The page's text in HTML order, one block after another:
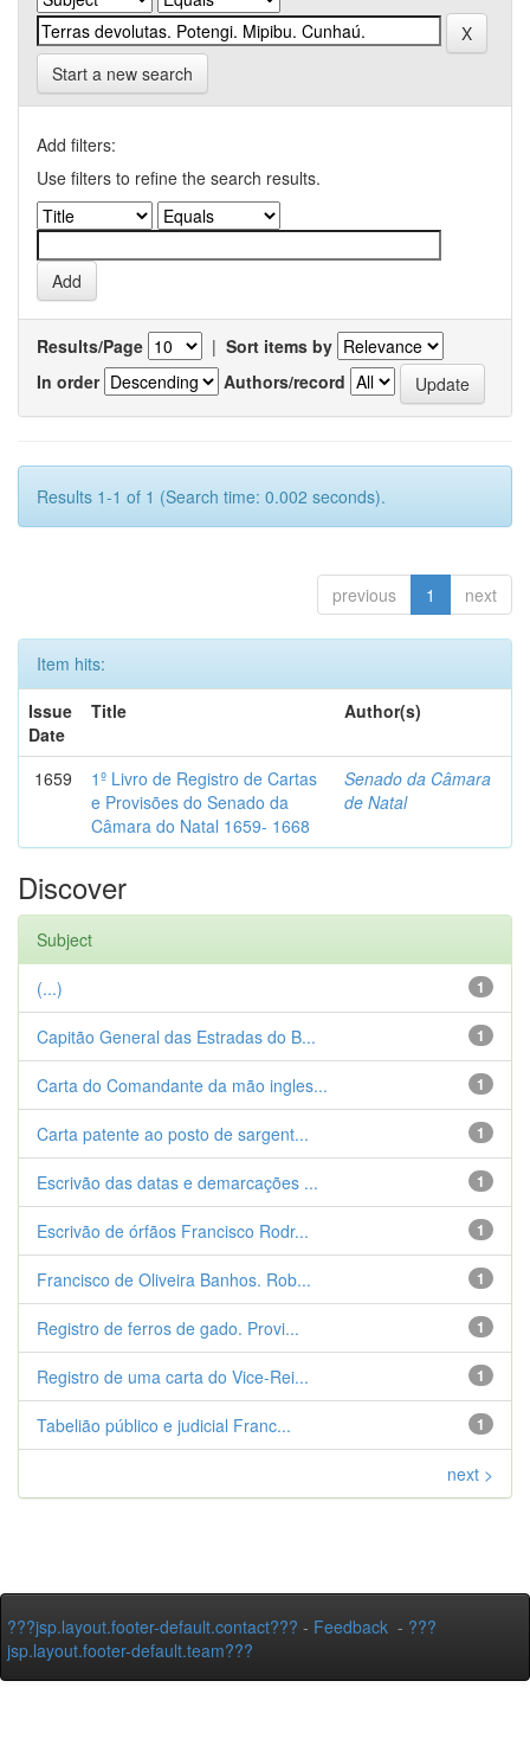
Start a new search
Add filters:
Use filters to refine the search results.
Results/Page | Sort items by
In order
Authors/record
Results 1-1 of 1 (Search time: 0.002 seconds).
previous 1 next
Item hits:
Issue
Date
Title Author(s)
1659
1º Livro de Registro de Cartas
e Provisões do Senado da
Câmara do Natal 1659- 1668
Senado da Câmara
de Natal
Discover
Subject
1
(...)
1
Capitão General das Estradas do B...
1
Carta do Comandante da mão ingles...
1
Carta patente ao posto de sargent...
1
Escrivão das datas e demarcações ...
1
Escrivão de órfãos Francisco Rodr...
1
Francisco de Oliveira Banhos. Rob...
1
Registro de ferros de gado. Provi...
1
Registro de uma carta do Vice-Rei...
1
Tabelião público e judicial Franc...
next >
???jsp.layout.footer-default.contact??? - Feedback - ???
jsp.layout.footer-default.team???